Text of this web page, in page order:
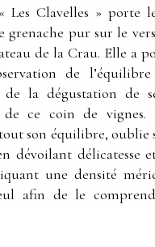
Les Clavelles » porte
grenache pur sur le
de la Crau. Elle a
de
de la dégustation de
ce coin de vignes.
son équilibre, oublie
dévoilant délicatesse
une densité
afin de le